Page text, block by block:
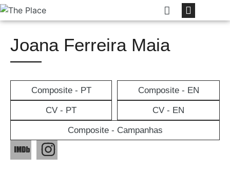
Joana Ferreira Maia
Composite - PT Composite - EN
CV - PT CV - EN
Composite - Campanhas